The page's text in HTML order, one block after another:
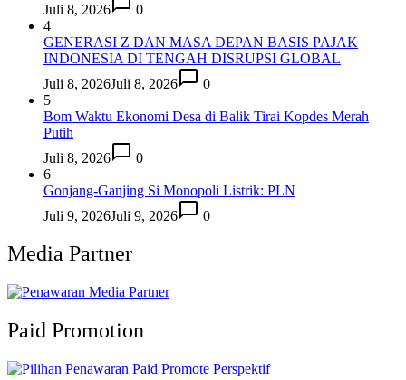
Juli 8, 2026
0
4
GENERASI Z DAN MASA DEPAN BASIS PAJAK
INDONESIA DI TENGAH DISRUPSI GLOBAL
Juli 8, 2026Juli 8, 2026
0
5
Bom Waktu Ekonomi Desa di Balik Tirai Kopdes Merah
Putih
Juli 8, 2026
0
6
Gonjang-Ganjing Si Monopoli Listrik: PLN
Juli 9, 2026Juli 9, 2026 0
Media Partner
Paid Promotion